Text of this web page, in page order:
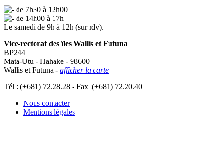
de 7h30 à 12h00
de 14h00 à 17h
Le samedi de 9h à 12h (sur rdv).
Vice-rectorat des îles Wallis et Futuna
BP244
Mata-Utu - Hahake - 98600
Wallis et Futuna - afficher la carte
Tél : (+681) 72.28.28 - Fax :(+681) 72.20.40
Nous contacter
Mentions légales